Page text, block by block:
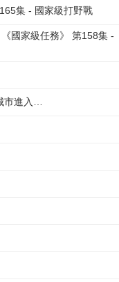
集 - 國家級打野戰
國家級任務》 第158集 -
市進入…